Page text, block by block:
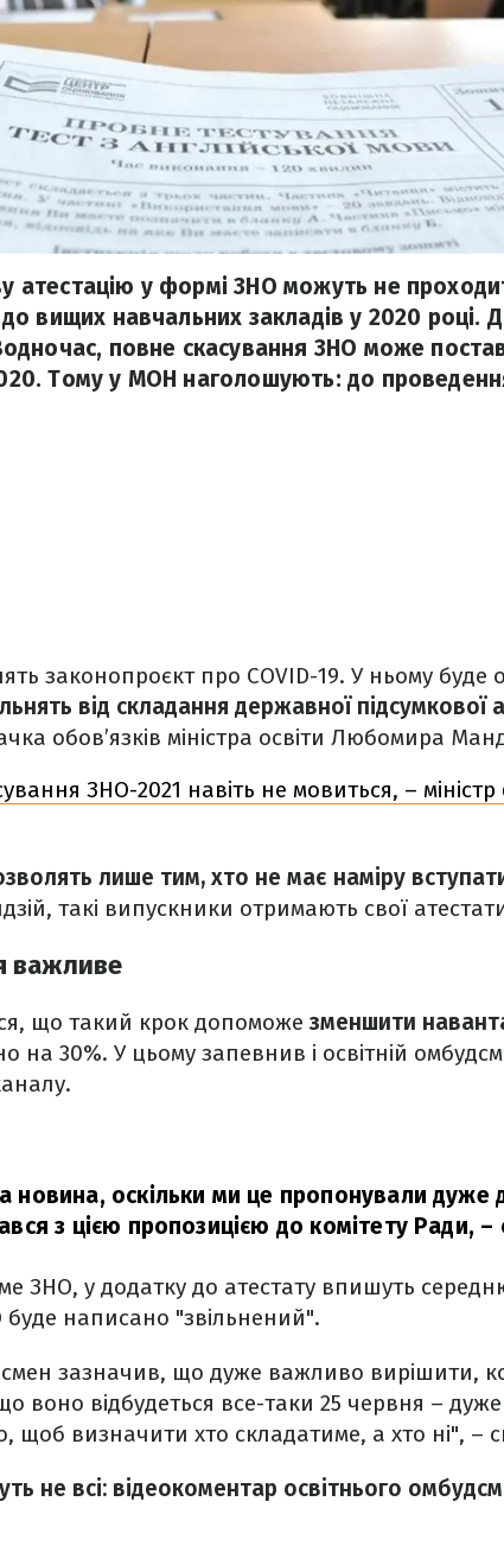
атестацію у формі ЗНО можуть не
вищих навчальних закладів у 2020 році.
повне скасування ЗНО може
Тому у МОН наголошують: до
законопроєкт про COVID-19. У ньому
від складання державної підсумкової
обов’язків міністра освіти Любомира
ЗНО-2021 навіть не мовиться, – міністр
лише тим, хто не має наміру
такі випускники отримають свої
важливе
що такий крок допоможезменшити
на 30%. У цьому запевнив і освітній
новина, оскільки ми це пропонували дуже
з цією пропозицією до комітету Ради,
ЗНО, у додатку до атестату впишуть
буде написано "звільнений".
зазначив, що дуже важливо вирішити,
воно відбудеться все-таки 25 червня –
щоб визначити хто складатиме, а хто ні", –
не всі: відеокоментар освітнього